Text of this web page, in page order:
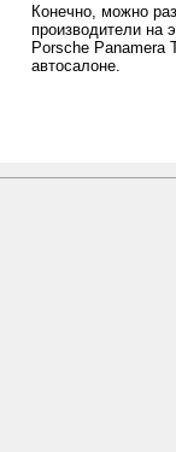
Конечно, можно
производители на
Porsche Panamera
автосалоне.